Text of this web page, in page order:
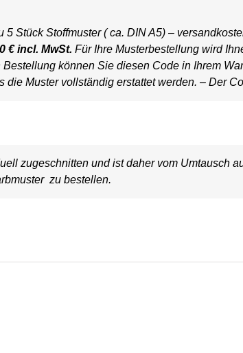
5 Stück Stoffmuster ( ca. DIN A5) –
€ incl. MwSt. Für Ihre Musterbestellung wird
können Sie diesen Code in Ihrem
die Muster vollständig erstattet werden. – Der
zugeschnitten und ist daher vom Umtausch
zu bestellen.